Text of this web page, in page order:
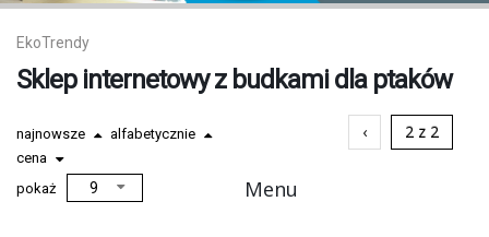
EkoTrendy
Sklep internetowy z budkami dla ptaków
najnowsze
alfabetycznie
cena
pokaż
‹ 2 z 2
Menu